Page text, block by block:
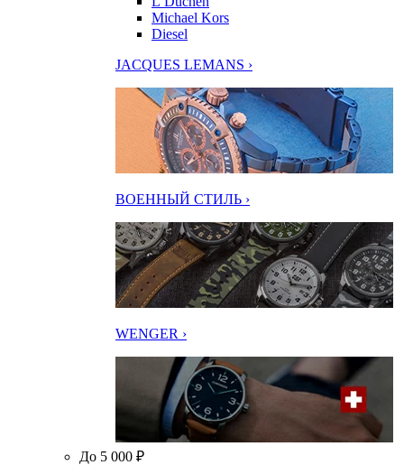
Michael Kors
Diesel
JACQUES LEMANS ›
ВОЕННЫЙ СТИЛЬ ›
WENGER ›
До 5 000 ₽